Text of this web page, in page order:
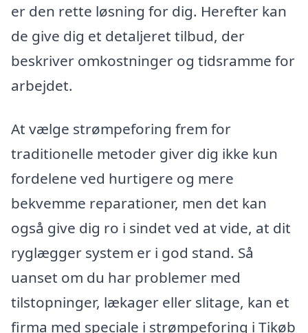
er den rette løsning for dig. Herefter kan
de give dig et detaljeret tilbud, der
beskriver omkostninger og tidsramme for
arbejdet.
At vælge strømpeforing frem for
traditionelle metoder giver dig ikke kun
fordelene ved hurtigere og mere
bekvemme reparationer, men det kan
også give dig ro i sindet ved at vide, at dit
ryglægger system er i god stand. Så
uanset om du har problemer med
tilstopninger, lækager eller slitage, kan et
firma med speciale i strømpeforing i Tikøb